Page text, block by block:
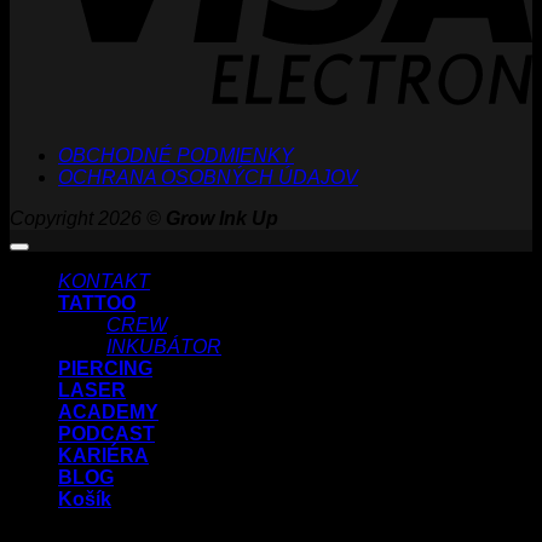
OBCHODNÉ PODMIENKY
OCHRANA OSOBNÝCH ÚDAJOV
Copyright 2026 © Grow Ink Up
KONTAKT
TATTOO
CREW
INKUBÁTOR
PIERCING
LASER
ACADEMY
PODCAST
KARIÉRA
BLOG
Košík